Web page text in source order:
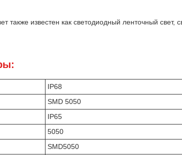
также известен как светодиодный ленточный свет,
IP68
SMD 5050
IP65
5050
SMD5050